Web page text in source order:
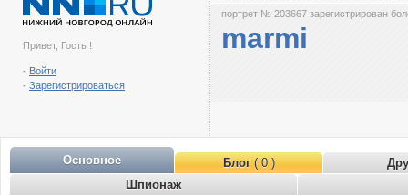
Привет, Гость !
- Войти
- Зарегистрироваться
портрет № 203667 зарегистрирован
marmi
Основное Блог( 0 )
Шпионаж